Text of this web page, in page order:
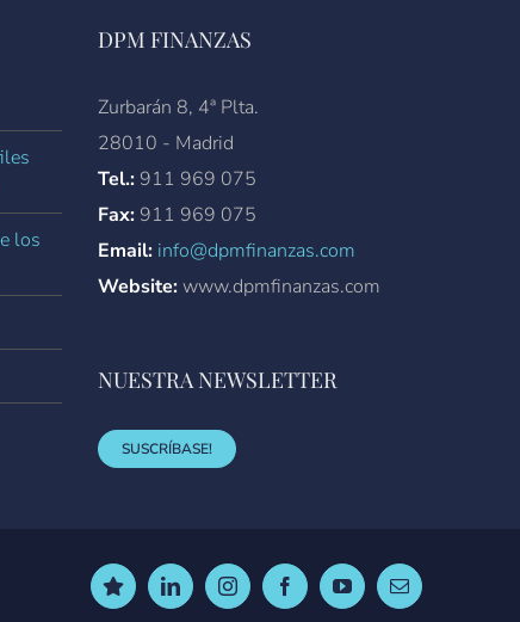
los
DPM FINANZAS
Zurbarán 8, 4ª Plta.
28010 - Madrid
Tel.: 911 969 075
Fax: 911 969 075
Email: info@dpmfinanzas.com
Website:www.dpmfinanzas.com
NUESTRA NEWSLETTER
SUSCRÍBASE!
TrustpilotLinkedInInstagramFacebookYouTubeCorreo
electrónico